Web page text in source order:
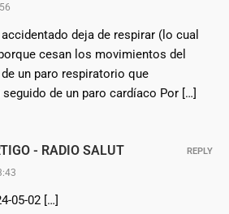
deja de respirar (lo cual
cesan los movimientos del
un paro respiratorio que
de un paro cardíaco Por […]
- RADIO SALUT
05-02 […]
REPLY